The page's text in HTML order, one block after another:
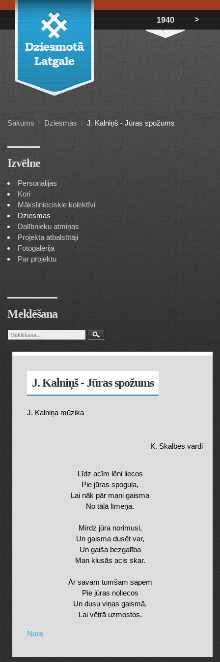
1940 >
Sākums Dziesmas J. Kalniņš - Jūras spožums
Izvēlne
Personālijas
Kori
Mākslinieciskie kolektīvi
Dziesmas
Dalībnieku atmiņas
Projekta atbalstītāji
Fotogalerija
Par projektu
Meklēšana
J. Kalniņš - Jūras spožums
J. Kalniņa mūzika
K. Skalbes vārdi
Līdz acīm lēni liecos
Pie jūras spoguļa,
Lai nāk pār mani gaisma
No tālā līmeņa.
Mirdz jūra norimusi,
Un gaisma dusēt var,
Un gaiša bezgalība
Man klusās acis skar.
Ar savām tumšām sāpēm
Pie jūras noliecos
Un dusu viņas gaismā,
Lai vētrā uzmostos.
Notis